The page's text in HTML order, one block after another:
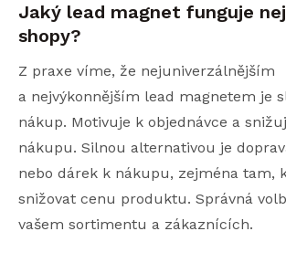
Jaký lead magnet funguje
shopy?
Z praxe víme, že nejuniverzálnějším
a nejvýkonnějším lead magnetem je
nákup. Motivuje k objednávce a
nákupu. Silnou alternativou je
nebo dárek k nákupu, zejména tam,
snižovat cenu produktu. Správná
vašem sortimentu a zákaznících.